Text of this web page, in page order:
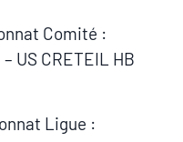
Comité :
US CRETEIL HB
Ligue :